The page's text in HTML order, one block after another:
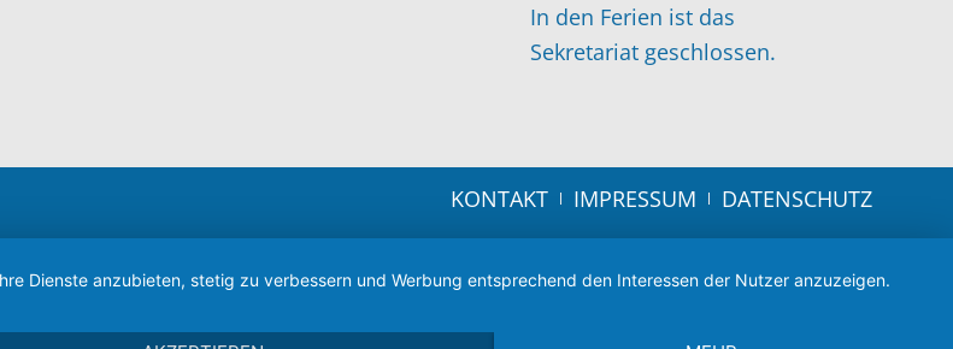
In den Ferien ist das
Sekretariat geschlossen.
KONTAKT IMPRESSUM DATENSCHUTZ
Dienste anzubieten, stetig zu verbessern und Werbung entsprechend den Interessen der Nutzer anzuzeigen.